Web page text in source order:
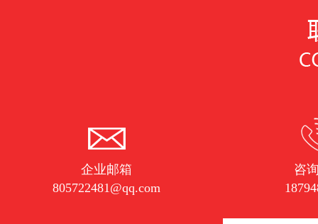
企业邮箱
805722481@qq.com
咨